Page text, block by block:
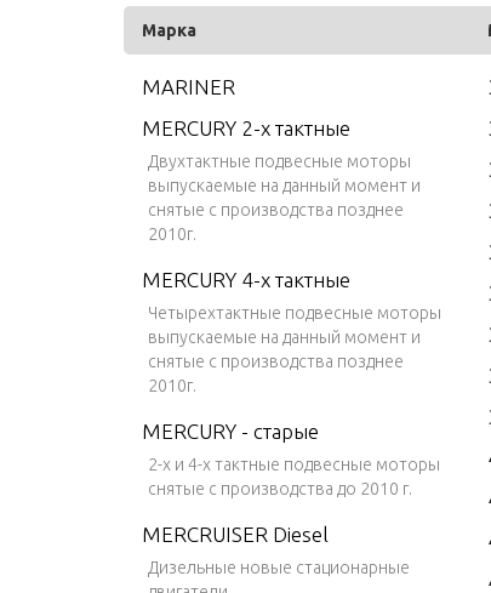
Марка
MARINER
MERCURY 2-х тактные
Двухтактные подвесные моторы
выпускаемые на данный момент и
снятые с производства позднее
2010г.
MERCURY 4-х тактные
Четырехтактные подвесные моторы
выпускаемые на данный момент и
снятые с производства позднее
2010г.
MERCURY - старые
2-х и 4-х тактные подвесные моторы
снятые с производства до 2010 г.
MERCRUISER Diesel
Дизельные новые стационарные